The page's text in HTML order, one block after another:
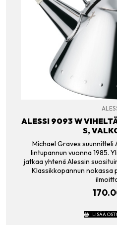
ALESSI 9093 W
S,
Michael Graves suunnitteli
lintupannun vuonna 1985.
jatkaa yhtenä Alessin
Klassikkopannun nokassa
LISÄÄ